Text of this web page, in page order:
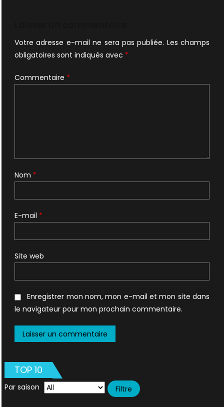
Votre adresse e-mail ne sera pas publiée. Les champs
obligatoires sont indiqués avec *
Commentaire *
Nom *
E-mail *
Site web
Enregistrer mon nom, mon e-mail et mon site dans
le navigateur pour mon prochain commentaire.
TOP 10
Par saison